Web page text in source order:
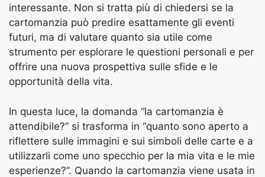
interessante. Non si tratta più di chiedersi se la
cartomanzia può predire esattamente gli eventi
futuri, ma di valutare quanto sia utile come
strumento per esplorare le questioni personali e per
offrire una nuova prospettiva sulle sfide e le
opportunità della vita.
In questa luce, la domanda “la cartomanzia è
attendibile?” si trasforma in “quanto sono aperto a
riflettere sulle immagini e sui simboli delle carte e a
utilizzarli come uno specchio per la mia vita e le mie
esperienze?”. Quando la cartomanzia viene usata in